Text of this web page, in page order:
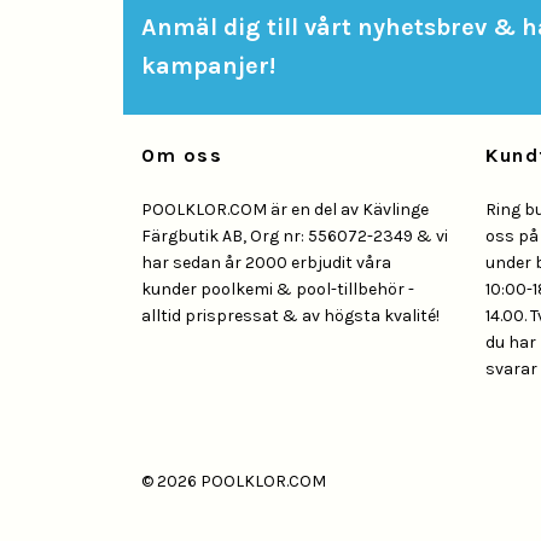
Anmäl dig till vårt nyhetsbrev &
kampanjer!
Om oss
POOLKLOR.COM är en del av Kävlinge
Färgbutik AB, Org nr: 556072-2349 & vi
har sedan år 2000 erbjudit våra
kunder poolkemi & pool-tillbehör -
alltid prispressat & av högsta kvalité!
Ring
oss på
under
10:00-
14.00.
du har
© 2026 POOLKLOR.COM